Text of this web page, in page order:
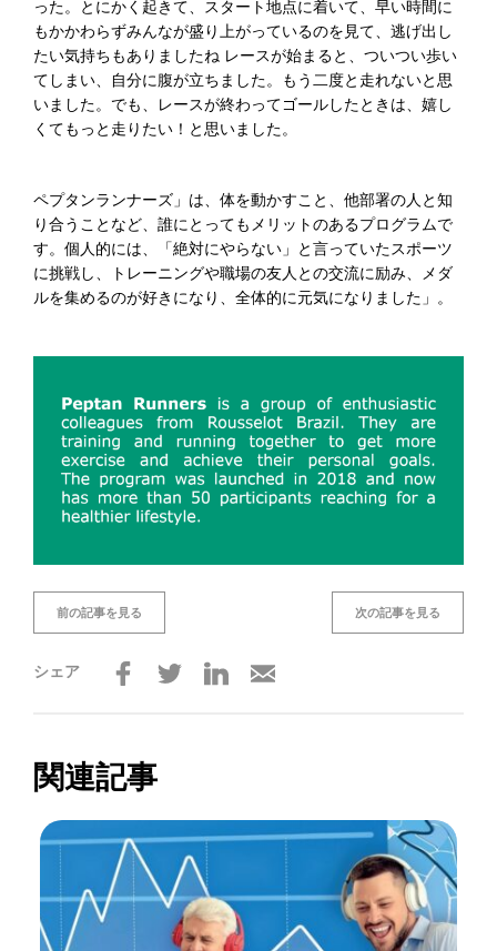
った。とにかく起きて、スタート地点に着いて、早い時間に
もかかわらずみんなが盛り上がっているのを見て、逃げ出し
たい気持ちもありましたね レースが始まると、ついつい歩い
てしまい、自分に腹が立ちました。もう二度と走れないと思
いました。でも、レースが終わってゴールしたときは、嬉し
くてもっと走りたい！と思いました。
ペプタンランナーズ」は、体を動かすこと、他部署の人と知
り合うことなど、誰にとってもメリットのあるプログラムで
す。個人的には、「絶対にやらない」と言っていたスポーツ
に挑戦し、トレーニングや職場の友人との交流に励み、メダ
ルを集めるのが好きになり、全体的に元気になりました」。
前の記事を見る 次の記事を見る
シェア
関連記事